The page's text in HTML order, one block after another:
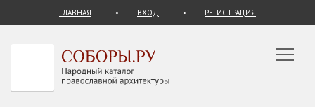
ГЛАВНАЯ ВХОД РЕГИСТРАЦИЯ